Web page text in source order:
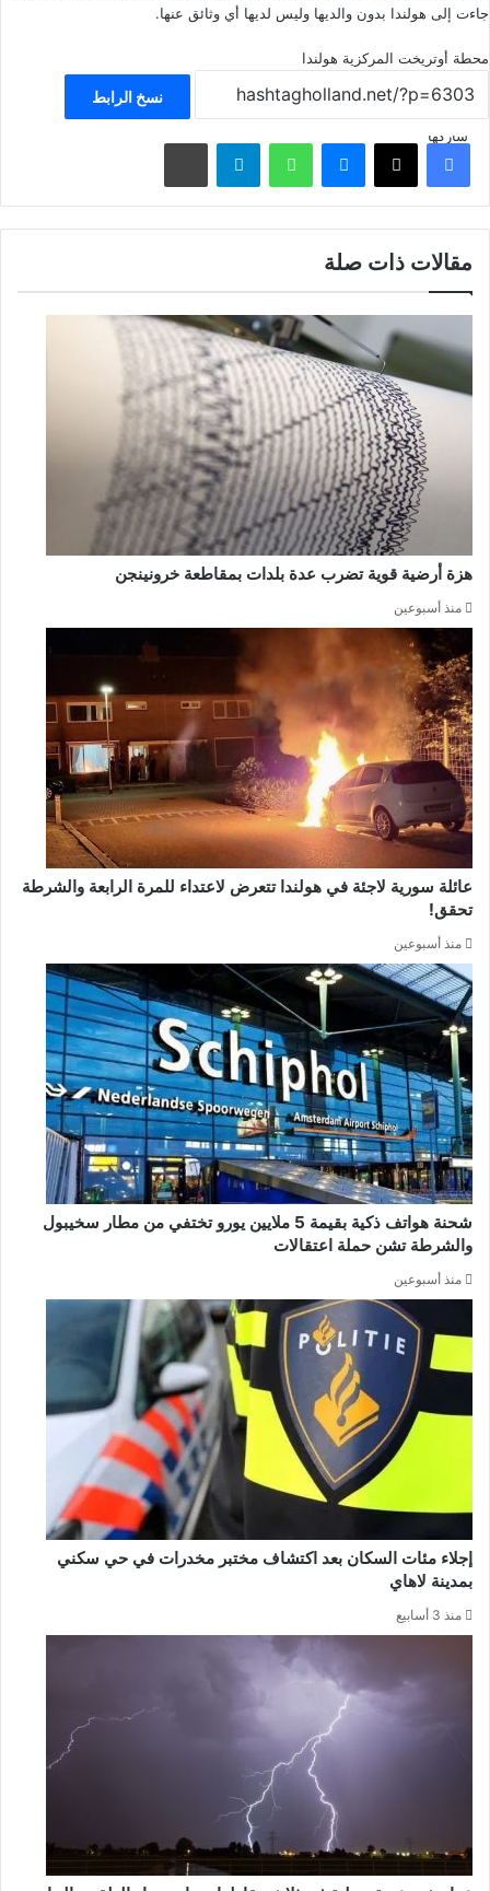
جاءت إلى هولندا بدون والديها وليس لديها أي وثائق عنها.
محطة أوتريخت المركزية هولندا
نسخ الرابط
شاركهافيسبوك ‫X ماسنجر واتساب تيلقرام مشاركة عبر البريد
مقالات ذات صلة
هزة أرضية قوية تضرب عدة بلدات بمقاطعة خرونينجن
منذ أسبوعين
عائلة سورية لاجئة في هولندا تتعرض لاعتداء للمرة الرابعة والشرطة
تحقق!
منذ أسبوعين
شحنة هواتف ذكية بقيمة 5 ملايين يورو تختفي من مطار سخيبول
والشرطة تشن حملة اعتقالات
منذ أسبوعين
إجلاء مئات السكان بعد اكتشاف مختبر مخدرات في حي سكني
بمدينة لاهاي
منذ 3 أسابيع